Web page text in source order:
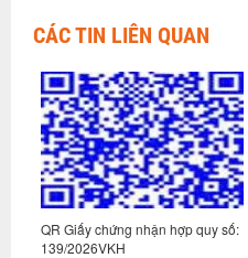
CÁC TIN LIÊN QUAN
QR Giấy chứng nhận hợp quy số:
139/2026VKH